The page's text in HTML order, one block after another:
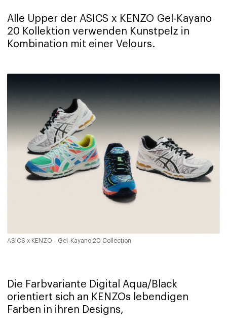
Alle Upper der ASICS x KENZO Gel-Kayano
20 Kollektion verwenden Kunstpelz in
Kombination mit einer Velours.
ASICS x KENZO - Gel-Kayano 20 Collection
Die Farbvariante Digital Aqua/Black
orientiert sich an KENZOs lebendigen
Farben in ihren Designs,